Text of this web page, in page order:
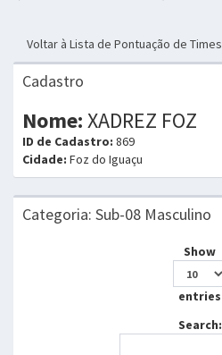
Voltar à Lista de Pontuação de Times
Cadastro
Nome:XADREZ FOZ
ID de Cadastro: 869
Cidade: Foz do Iguaçu
Categoria: Sub-08 Masculino
Show
entries
Search: